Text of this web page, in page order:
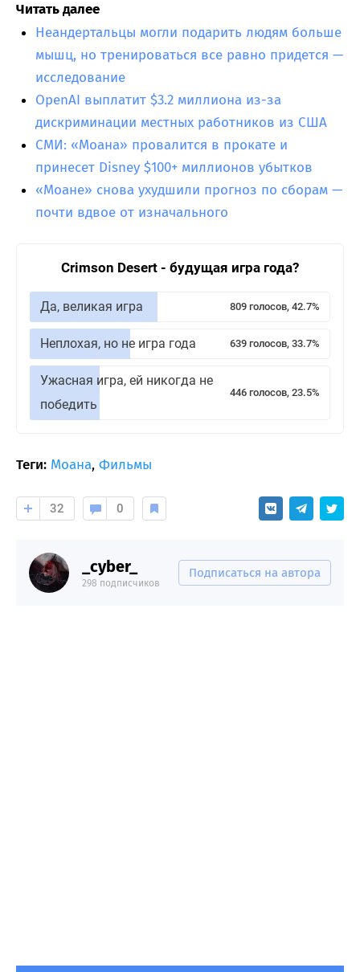
Читать далее
Неандертальцы могли подарить людям больше
мышц, но тренироваться все равно придется —
исследование
OpenAI выплатит $3.2 миллиона из-за
дискриминации местных работников из США
СМИ: «Моана» провалится в прокате и
принесет Disney $100+ миллионов убытков
«Моане» снова ухудшили прогноз по сборам —
почти вдвое от изначального
Crimson Desert - будущая игра года?
Да, великая игра 809 голосов, 42.7%
Неплохая, но не игра года 639 голосов, 33.7%
Ужасная игра, ей никогда не
победить
446 голосов, 23.5%
Теги: Моана, Фильмы
32 0
_cyber_
298 подписчиков
Подписаться на автора